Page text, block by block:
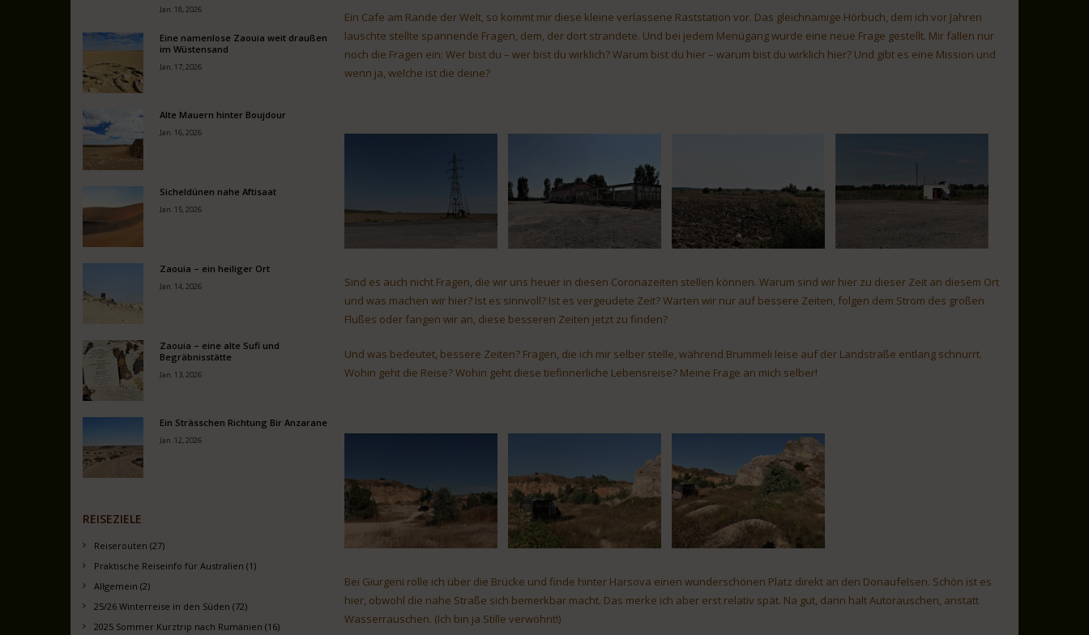
Ein Cafe am Rande der Welt, so kommt mir diese kleine verlassene Raststation vor. Das gleichnamige Hörbuch, dem ich vor Jahren
lauschte stellte spannende Fragen, dem, der dort strandete. Und bei jedem Menügang wurde eine neue Frage gestellt. Mir fallen nur
noch die Fragen ein: Wer bist du – wer bist du wirklich? Warum bist du hier – warum bist du wirklich hier? Und gibt es eine Mission und
wenn ja, welche ist die deine?
Sind es auch nicht Fragen, die wir uns heuer in diesen Coronazeiten stellen können. Warum sind wir hier zu dieser Zeit an diesem Ort
und was machen wir hier? Ist es sinnvoll? Ist es vergeudete Zeit? Warten wir nur auf bessere Zeiten, folgen dem Strom des großen
Flußes oder fangen wir an, diese besseren Zeiten jetzt zu finden?
Und was bedeutet, bessere Zeiten? Fragen, die ich mir selber stelle, während Brummeli leise auf der Landstraße entlang schnurrt.
Wohin geht die Reise? Wohin geht diese tiefinnerliche Lebensreise? Meine Frage an mich selber!
Bei Giurgeni rolle ich über die Brücke und finde hinter Harsova einen wunderschönen Platz direkt an den Donaufelsen. Schön ist es
hier, obwohl die nahe Straße sich bemerkbar macht. Das merke ich aber erst relativ spät. Na gut, dann halt Autorauschen, anstatt
Wasserrauschen. (Ich bin ja Stille verwöhnt!)
Jan. 18, 2026
Eine namenlose Zaouia weit draußen
im Wüstensand
Jan. 17, 2026
Alte Mauern hinter Boujdour
Jan. 16, 2026
Sicheldünen nahe Aftisaat
Jan. 15, 2026
Zaouia – ein heiliger Ort
Jan. 14, 2026
Zaouia – eine alte Sufi und
Begräbnisstätte
Jan. 13, 2026
Ein Strässchen Richtung Bir Anzarane
Jan. 12, 2026
REISEZIELE
Reiserouten (27)
Praktische Reiseinfo für Australien (1)
Allgemein (2)
25/26 Winterreise in den Süden (72)
2025 Sommer Kurztrip nach Rumänien (16)